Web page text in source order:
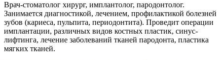
Врач-стоматолог хирург, имплантолог, пародонтолог.
Занимается диагностикой, лечением, профилактикой болезней
зубов (кариеса, пульпита, периодонтита). Проведит операции
имплантации, различных видов костных пластик, синус-
лифтинга, лечение заболеваний тканей пародонта, пластика
мягких тканей.